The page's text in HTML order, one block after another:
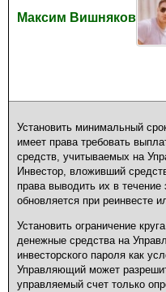
Максим Вишняков
Установить минимальный
имеет права требовать
средств, учитываемых на
Инвестор, вложивший
права выводить их в течение
обновляется при реинвесте
Установить ограничение
денежные средства на
инвесторского пароля как
Управляющий может
управляемый счет только